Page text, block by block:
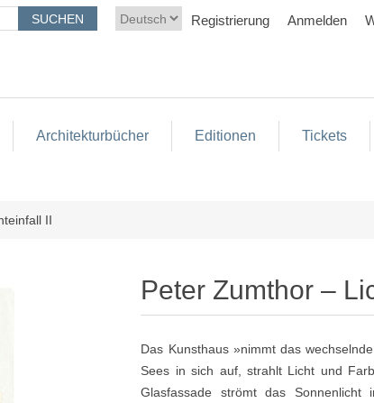
Registrierung Anmelden
Architekturbücher Editionen Tickets
II
Peter Zumthor –
Das Kunsthaus »nimmt das
Sees in sich auf, strahlt Licht und
Glasfassade strömt das